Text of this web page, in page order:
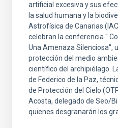
artificial excesiva y sus
la salud humana y la
Astrofísica de Canarias
celebran la conferencia "
Una Amenaza Silenciosa",
protección del medio
científico del archipiélago.
de Federico de la Paz,
de Protección del Cielo
Acosta, delegado de Seo/
quienes desgranarán los